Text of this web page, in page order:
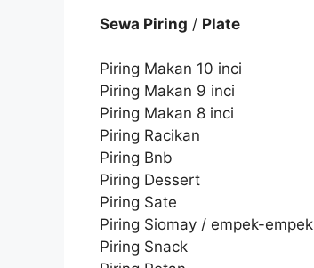
Sewa Piring / Plate
Piring Makan 10 inci
Piring Makan 9 inci
Piring Makan 8 inci
Piring Racikan
Piring Bnb
Piring Dessert
Piring Sate
Piring Siomay / empek-empek
Piring Snack